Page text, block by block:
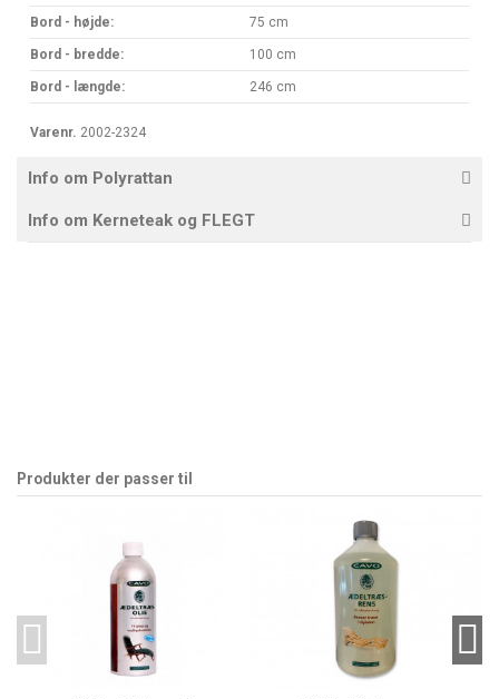
Bord - højde: 75 cm
Bord - bredde: 100 cm
Bord - længde: 246 cm
Varenr. 2002-2324
Info om Polyrattan
Info om Kerneteak og FLEGT
Produkter der passer til